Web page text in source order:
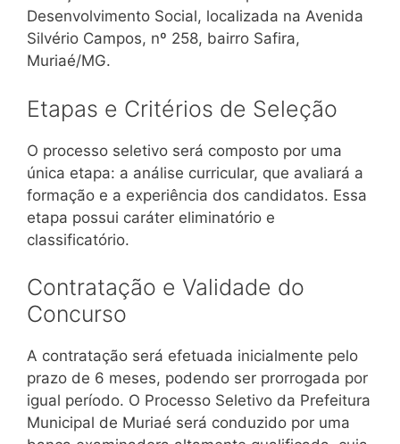
Desenvolvimento Social, localizada na Avenida
Silvério Campos, nº 258, bairro Safira,
Muriaé/MG.
Etapas e Critérios de Seleção
O processo seletivo será composto por uma
única etapa: a análise curricular, que avaliará a
formação e a experiência dos candidatos. Essa
etapa possui caráter eliminatório e
classificatório.
Contratação e Validade do
Concurso
A contratação será efetuada inicialmente pelo
prazo de 6 meses, podendo ser prorrogada por
igual período. O Processo Seletivo da Prefeitura
Municipal de Muriaé será conduzido por uma